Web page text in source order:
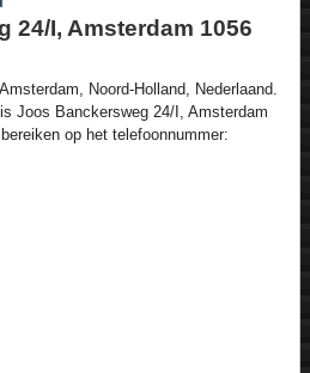
24/I, Amsterdam 1056
Amsterdam Noord-Holland, Nederlaand.
Joos Banckersweg 24/I , Amsterdam
op het telefoonnummer: